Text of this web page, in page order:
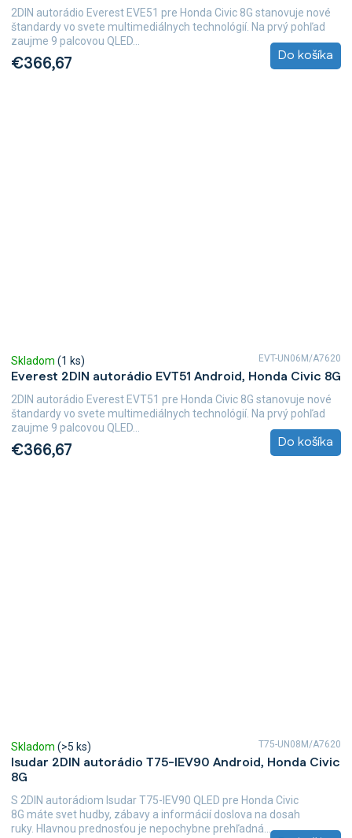
€366,67 Do košíka
2DIN autorádio Everest EVE51 pre Honda Civic 8G stanovuje nové
štandardy vo svete multimediálnych technológií. Na prvý pohľad
zaujme 9 palcovou QLED...
Everest 2DIN autorádio EVT51 Android, Honda Civic 8G
Skladom (1 ks)
€366,67 Do košíka
2DIN autorádio Everest EVT51 pre Honda Civic 8G stanovuje nové
štandardy vo svete multimediálnych technológií. Na prvý pohľad
zaujme 9 palcovou QLED...
EVT-UN06M/A7620
Isudar 2DIN autorádio T75-IEV90 Android, Honda Civic
8G
Skladom (>5 ks)
S 2DIN autorádiom Isudar T75-IEV90 QLED pre Honda Civic
8G máte svet hudby, zábavy a informácií doslova na dosah
ruky. Hlavnou prednosťou je nepochybne prehľadná...
T75-UN08M/A7620